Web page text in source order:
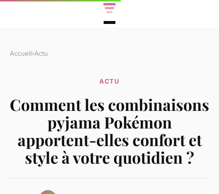
Accueil›Actu
ACTU
Comment les combinaisons
pyjama Pokémon
apportent-elles confort et
style à votre quotidien ?